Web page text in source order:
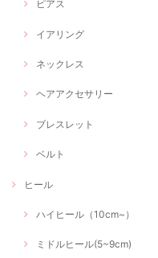
ピアス
イアリング
ネックレス
ヘアアクセサリー
ブレスレット
ベルト
ヒール
ハイヒール（10cm~）
ミドルヒール(5~9cm)